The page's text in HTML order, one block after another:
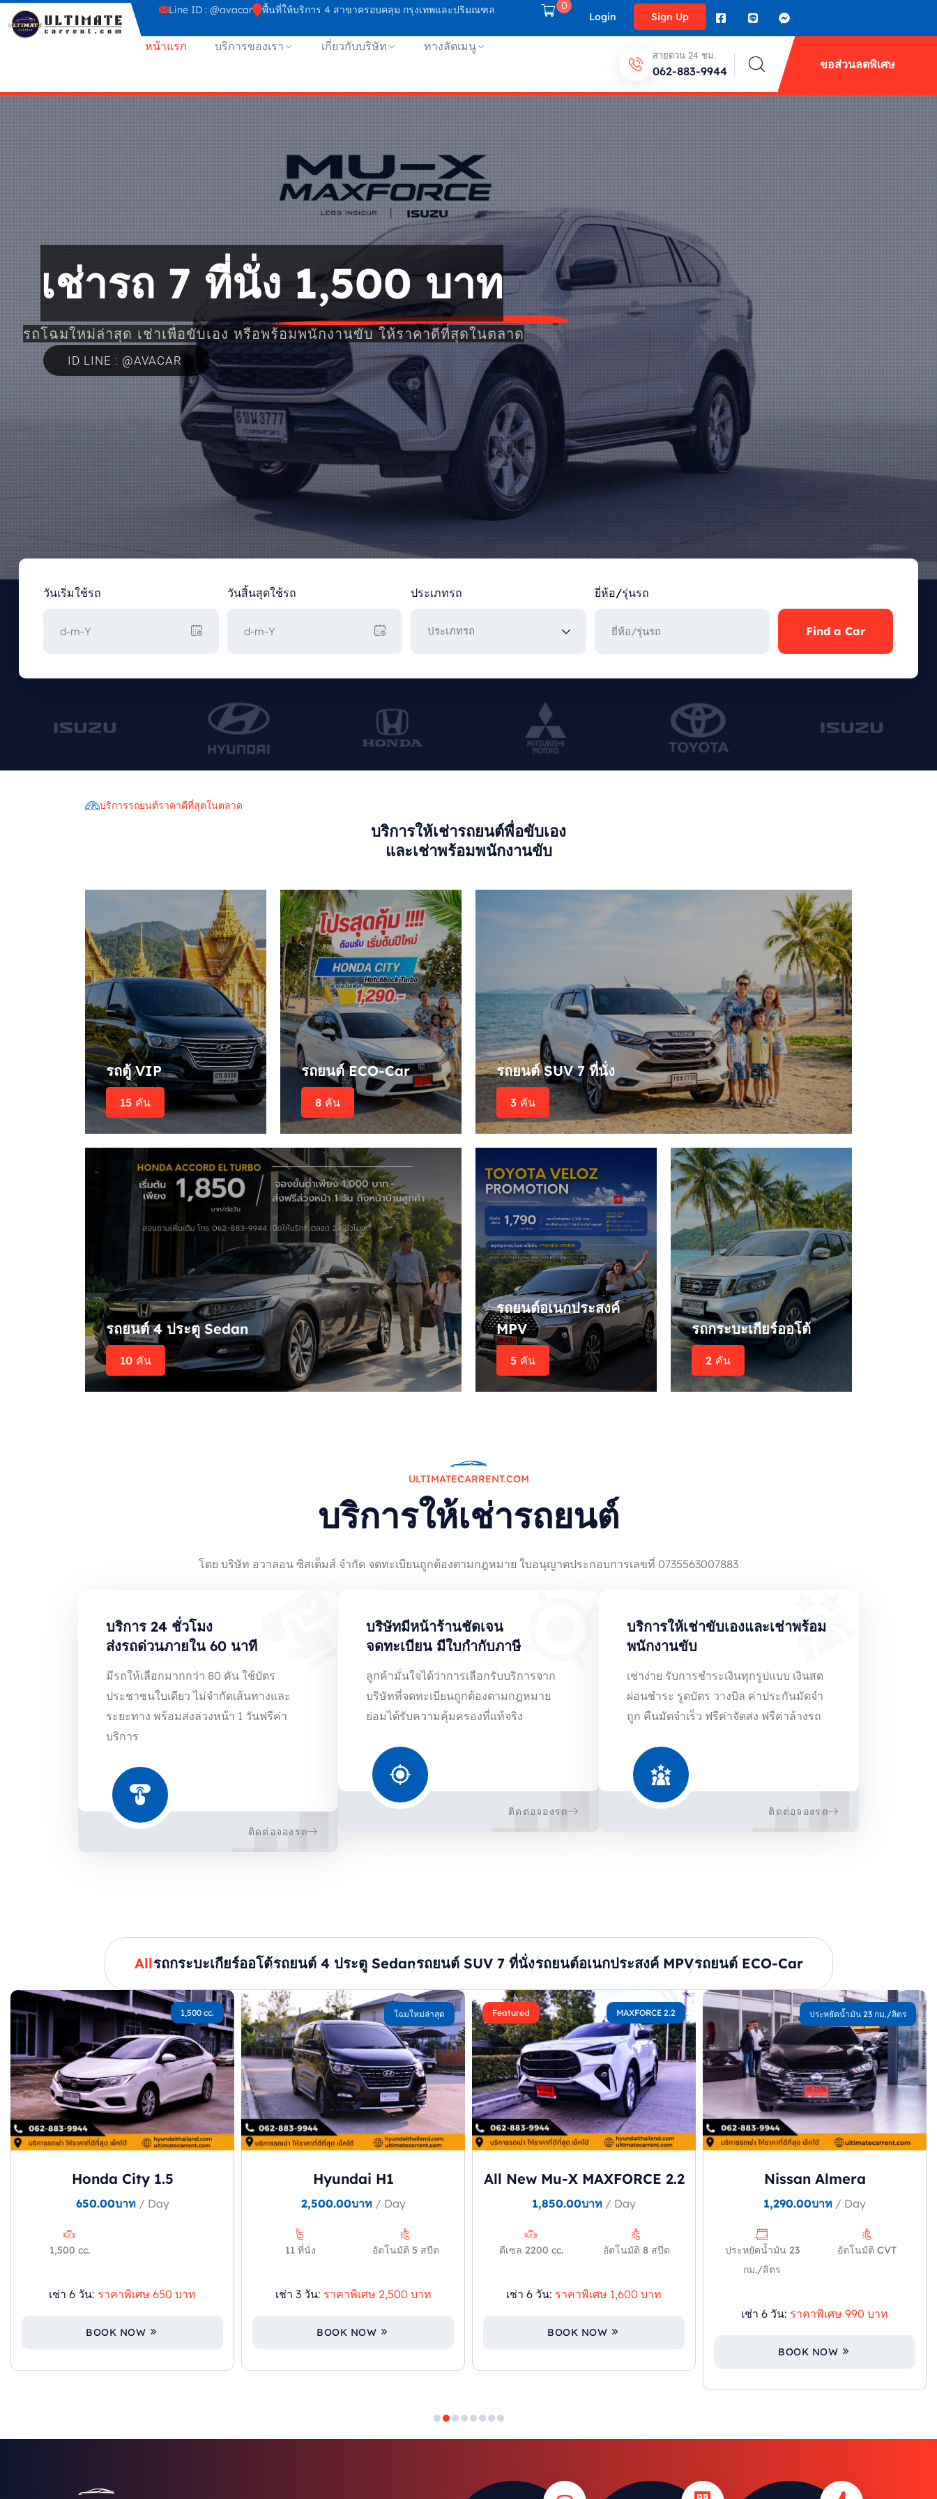
Line ID : @avacar พื้นที่ให้บริการ 4 สาขาครอบคลุม กรุงเทพและปริมณฑล
0
Login
Sign Up
หน้าแรก บริการของเรา เกี่ยวกับบริษัท ทางลัดเมนู
สายด่วน 24 ชม.
062-883-9944 ขอส่วนลดพิเศษ
เช่ารถ 7 ที่นั่ง 1,500 บาท
รถโฉมใหม่ล่าสุด เช่าเพื่อขับเอง หรือพร้อมพนักงานขับ ให้ราคาดีที่สุดในตลาด
ID LINE : @AVACAR
วันเริ่มใช้รถ วันสิ้นสุดใช้รถ ประเภทรถ ยี่ห้อ/รุ่นรถ
Find a Car
บริการรถยนต์ราคาดีที่สุดในตลาด
บริการให้เช่ารถยนต์พื่อขับเอง
และเช่าพร้อมพนักงานขับ
รถตู้ VIP
15 คัน
รถยนต์ ECO-Car
8 คัน
รถยนต์ SUV 7 ที่นั่ง
3 คัน
รถยนต์ 4 ประตู Sedan
10 คัน
รถยนต์อเนกประสงค์
MPV
5 คัน
รถกระบะเกียร์ออโต้
2 คัน
ULTIMATECARRENT.COM
บริการให้เช่ารถยนต์
บริการ 24 ชั่วโมง
ส่งรถด่วนภายใน 60 นาที
มีรถให้เลือกมากกว่า 80 คัน ใช้บัตร
ประชาชนใบเดียว ไม่จำกัดเส้นทางและ
ระยะทาง พร้อมส่งล่วงหน้า 1 วันฟรีค่า
บริการ
ติดต่อจองรถ
บริษัทมีหน้าร้านชัดเจน
จดทะเบียน มีใบกำกับภาษี
ลูกค้ามั่นใจได้ว่าการเลือกรับบริการจาก
บริษัทที่จดทะเบียนถูกต้องตามกฎหมาย
ย่อมได้รับความคุ้มครองที่แท้จริง
ติดต่อจองรถ
บริการให้เช่าขับเองและเช่าพร้อม
พนักงานขับ
เช่าง่าย รับการชำระเงินทุกรูปแบบ เงินสด
ผ่อนชำระ รูดบัตร วางบิล ค่าประกันมัดจำ
ถูก คืนมัดจำเร็ว ฟรีค่าจัดส่ง ฟรีค่าล้างรถ
ติดต่อจองรถ
Allรถกระบะเกียร์ออโต้รถยนต์ 4 ประตู Sedanรถยนต์ SUV 7 ที่นั่งรถยนต์อเนกประสงค์ MPVรถยนต์ ECO-Car
1,500 cc.
Honda City 1.5
650.00บาท / Day
1,500 cc.
เช่า 6 วัน: ราคาพิเศษ 650 บาท
BOOK NOW
โฉมใหม่ล่าสุด
Hyundai H1
2,500.00บาท / Day
11 ที่นั่ง อัตโนมัติ 5 สปีด
เช่า 3 วัน: ราคาพิเศษ 2,500 บาท
BOOK NOW
Featured MAXFORCE 2.2
All New Mu-X MAXFORCE 2.2
1,850.00บาท / Day
ดีเซล 2200 cc. อัตโนมัติ 8 สปีด
เช่า 6 วัน: ราคาพิเศษ 1,600 บาท
BOOK NOW
ประหยัดน้ำมัน 23 กม./ลิตร
Nissan Almera
1,290.00บาท / Day
ประหยัดน้ำมัน 23
กม./ลิตร
อัตโนมัติ CVT
เช่า 6 วัน: ราคาพิเศษ 990 บาท
BOOK NOW